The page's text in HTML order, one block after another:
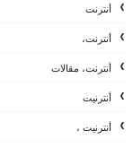
أنترنت
أنترنت،
أنترنت، مقالات
أنترنيت
أنترنيت ،